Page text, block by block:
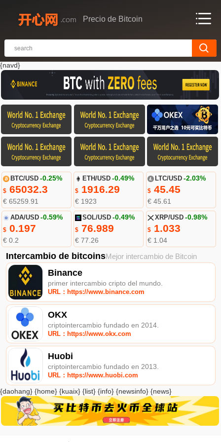
Precio de Bitcoin
{navd}
BTC/USD -0.25%
$65032.3
€ 65259.91
ETH/USD -0.49%
$ 1916.29
€ 1923
LTC/USD -2.03%
$45.45
€ 45.61
ADA/USD -0.59%
$0.197
€ 0.2
SOL/USD -0.49%
$ 76.989
€ 77.26
XRP/USD -0.98%
$1.033
€ 1.04
Intercambio de bitcoinsMejor intercambio de Bitcoin
Binance
primer intercambio cripto del mundo.
URL：https://www.binance.com
OKX
criptointercambio fundado en 2014.
URL：https://www.okx.com
Huobi
criptointercambio fundado en 2013.
URL：https://www.huobi.com
{daohang} {home} {kuaix} {list} {info} {newsinfo} {news}